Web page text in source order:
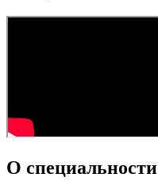
О специальности